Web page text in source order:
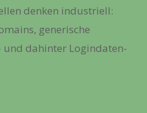
denken industriell:
generische
und dahinter Logindaten-